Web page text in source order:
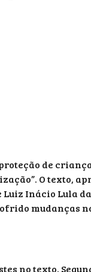
de
O texto,
Inácio Lula
mudanças
no texto.